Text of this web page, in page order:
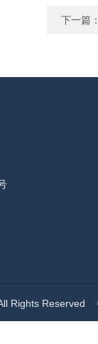
下一篇
Rights Reserved